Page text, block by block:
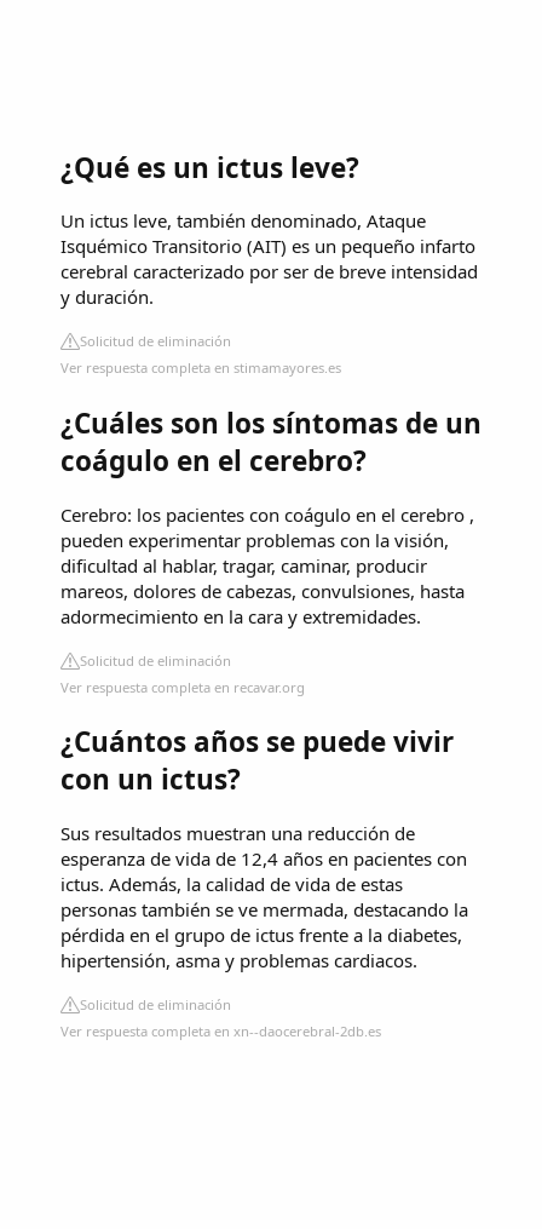
¿Qué es un ictus leve?
Un ictus leve, también denominado, Ataque
Isquémico Transitorio (AIT) es un pequeño infarto
cerebral caracterizado por ser de breve intensidad
y duración.
Solicitud de eliminación
Ver respuesta completa en stimamayores.es
¿Cuáles son los síntomas de un
coágulo en el cerebro?
Cerebro: los pacientes con coágulo en el cerebro ,
pueden experimentar problemas con la visión,
dificultad al hablar, tragar, caminar, producir
mareos, dolores de cabezas, convulsiones, hasta
adormecimiento en la cara y extremidades.
Solicitud de eliminación
Ver respuesta completa en recavar.org
¿Cuántos años se puede vivir
con un ictus?
Sus resultados muestran una reducción de
esperanza de vida de 12,4 años en pacientes con
ictus. Además, la calidad de vida de estas
personas también se ve mermada, destacando la
pérdida en el grupo de ictus frente a la diabetes,
hipertensión, asma y problemas cardiacos.
Solicitud de eliminación
Ver respuesta completa en xn--daocerebral-2db.es